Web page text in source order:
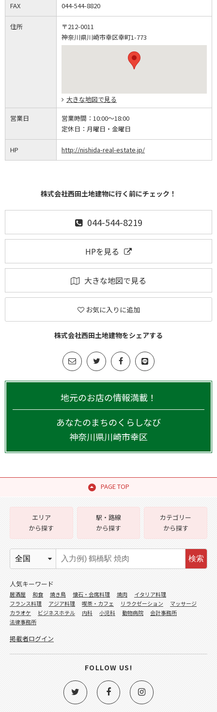
FAX 044-544-8820
住所
〒212-0011
神奈川県川崎市幸区幸町1-773
大きな地図で見る
営業日 営業時間： 10:00～18:00
定休日： 月曜日・金曜日
HP http://nishida-real-estate.jp/
株式会社西田土地建物に行く前にチェック！
044-544-8219
HPを見る
大きな地図で見る
お気に入りに追加
株式会社西田土地建物をシェアする
地元のお店の情報満載！
あなたのまちのくらしなび
神奈川県川崎市幸区
PAGE TOP
エリア
から探す
駅・路線
から探す
カテゴリー
から探す
検索
人気キーワード
居酒屋 和食 焼き鳥 懐石・会席料理 焼肉
イタリア料理
フランス料理
アジア料理 喫茶・カフェ リラクゼーション
マッサージ
カラオケ
ビジネスホテル 内科 小児科 動物病院
会計事務所
法律事務所
掲載者ログイン
FOLLOW US!